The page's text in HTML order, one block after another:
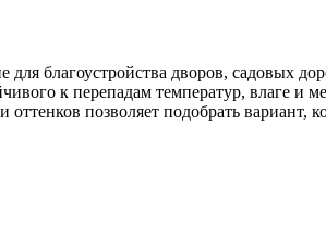
благоустройства дворов, садовых
к перепадам температур, влаге и
позволяет подобрать